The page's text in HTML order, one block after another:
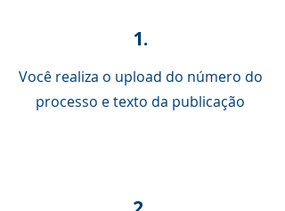
1.
Você realiza o upload do número do
processo e texto da publicação